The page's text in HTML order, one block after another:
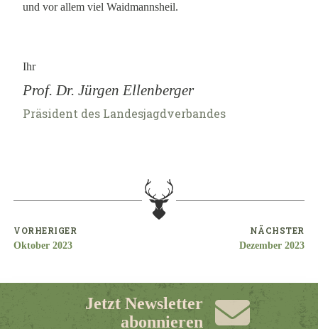
und vor allem viel Waidmannsheil.
Ihr
Prof. Dr. Jürgen Ellenberger
Präsident des Landesjagdverbandes
VORHERIGER
Oktober 2023
NÄCHSTER
Dezember 2023
Jetzt Newsletter
abonnieren